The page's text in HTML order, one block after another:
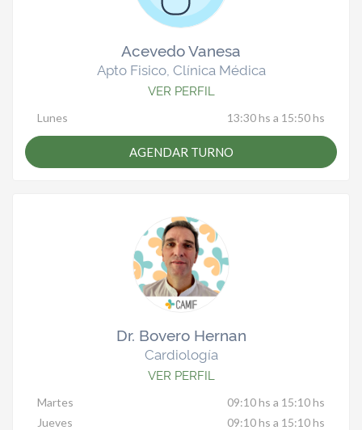
Acevedo Vanesa
Apto Fisico, Clínica Médica
VER PERFIL
Lunes 13:30 hs a 15:50 hs
AGENDAR TURNO
Dr. Bovero Hernan
Cardiología
VER PERFIL
Martes
09:10 hs a 15:10 hs
Jueves
09:10 hs a 15:10 hs